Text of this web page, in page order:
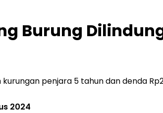
Burung
penjara 5 tahun dan denda
2024